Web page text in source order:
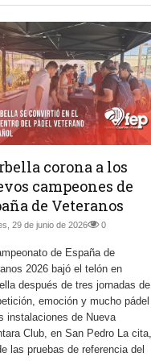
corona a los
campeones de
de Veteranos
29 de junio de 2026 0
de España de
2026 bajó el telón en
después de tres jornadas de
emoción y mucho pádel
instalaciones de Nueva
Club, en San Pedro La cita,
las pruebas de referencia del